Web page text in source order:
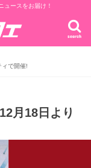
ュースをお届け！
search
ィで開催!
月18日より